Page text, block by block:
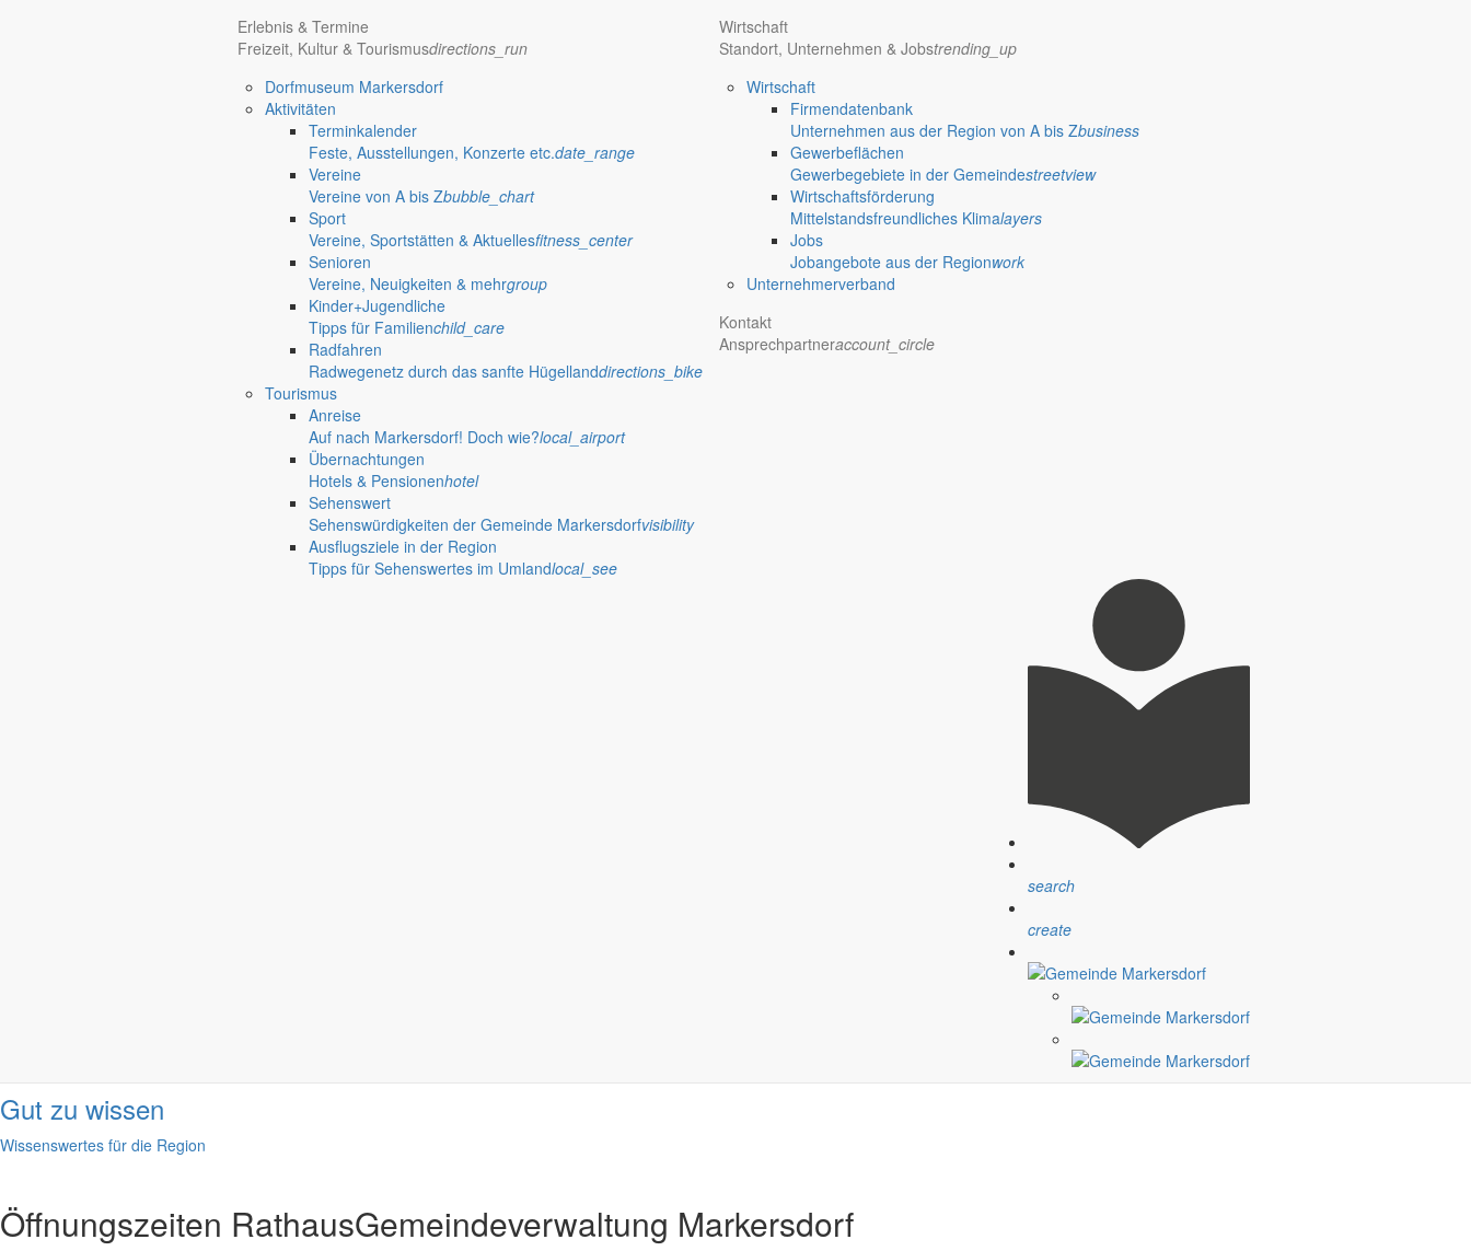
Erlebnis & Termine
Freizeit, Kultur & Tourismusdirections_run
Dorfmuseum Markersdorf
Aktivitäten
Terminkalender
Feste, Ausstellungen, Konzerte etc.date_range
Vereine
Vereine von A bis Zbubble_chart
Sport
Vereine, Sportstätten & Aktuellesfitness_center
Senioren
Vereine, Neuigkeiten & mehrgroup
Kinder+Jugendliche
Tipps für Familienchild_care
Radfahren
Radwegenetz durch das sanfte Hügellanddirections_bike
Tourismus
Anreise
Auf nach Markersdorf! Doch wie?local_airport
Übernachtungen
Hotels & Pensionenhotel
Sehenswert
Sehenswürdigkeiten der Gemeinde Markersdorfvisibility
Ausflugsziele in der Region
Tipps für Sehenswertes im Umlandlocal_see
Wirtschaft
Standort, Unternehmen & Jobstrending_up
Wirtschaft
Firmendatenbank
Unternehmen aus der Region von A bis Zbusiness
Gewerbeflächen
Gewerbegebiete in der Gemeindestreetview
Wirtschaftsförderung
Mittelstandsfreundliches Klimalayers
Jobs
Jobangebote aus der Regionwork
Unternehmerverband
Kontakt
Ansprechpartneraccount_circle
search
create
Jauernick-Buschbach
Früher musste man wegen jeder Angelegenheit “uff de Gemeende”, heute stellt das Rathaus Markersdorf viele Informationen online bereit. Ansprechpartner, Öffnungszeiten und Informationen zu
Satzungen
Verfahrensvorschriften und Gebühren
Gut zu wissen
Wissenswertes für die Region
Öffnungszeiten RathausGemeindeverwaltung Markersdorf